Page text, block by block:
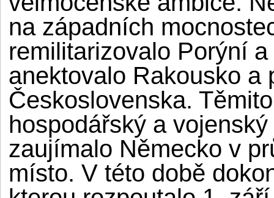
na západních
remilitarizovalo Porýní
anektovalo Rakousko a
Československa.
hospodářský a
zaujímalo Německo v
místo. V této době